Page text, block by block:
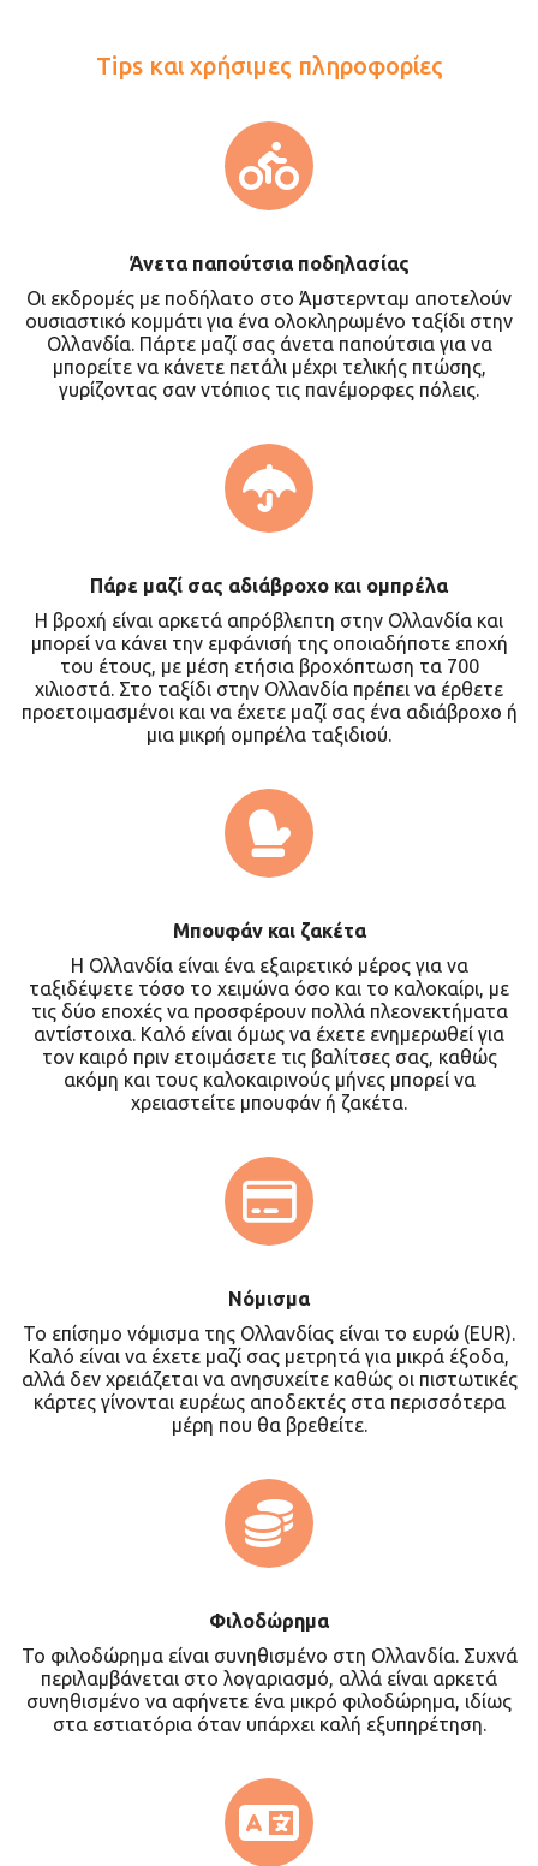
Tips και χρήσιμες πληροφορίες
Άνετα παπούτσια ποδηλασίας
Οι εκδρομές με ποδήλατο στο Άμστερνταμ αποτελούν
ουσιαστικό κομμάτι για ένα ολοκληρωμένο ταξίδι στην
Ολλανδία. Πάρτε μαζί σας άνετα παπούτσια για να
μπορείτε να κάνετε πετάλι μέχρι τελικής πτώσης,
γυρίζοντας σαν ντόπιος τις πανέμορφες πόλεις.
Πάρε μαζί σας αδιάβροχο και ομπρέλα
Η βροχή είναι αρκετά απρόβλεπτη στην Ολλανδία και
μπορεί να κάνει την εμφάνισή της οποιαδήποτε εποχή
του έτους, με μέση ετήσια βροχόπτωση τα 700
χιλιοστά. Στο ταξίδι στην Ολλανδία πρέπει να έρθετε
προετοιμασμένοι και να έχετε μαζί σας ένα αδιάβροχο ή
μια μικρή ομπρέλα ταξιδιού.
Μπουφάν και ζακέτα
Η Ολλανδία είναι ένα εξαιρετικό μέρος για να
ταξιδέψετε τόσο το χειμώνα όσο και το καλοκαίρι, με
τις δύο εποχές να προσφέρουν πολλά πλεονεκτήματα
αντίστοιχα. Καλό είναι όμως να έχετε ενημερωθεί για
τον καιρό πριν ετοιμάσετε τις βαλίτσες σας, καθώς
ακόμη και τους καλοκαιρινούς μήνες μπορεί να
χρειαστείτε μπουφάν ή ζακέτα.
Νόμισμα
Το επίσημο νόμισμα της Ολλανδίας είναι το ευρώ (EUR).
Καλό είναι να έχετε μαζί σας μετρητά για μικρά έξοδα,
αλλά δεν χρειάζεται να ανησυχείτε καθώς οι πιστωτικές
κάρτες γίνονται ευρέως αποδεκτές στα περισσότερα
μέρη που θα βρεθείτε.
Φιλοδώρημα
Το φιλοδώρημα είναι συνηθισμένο στη Ολλανδία. Συχνά
περιλαμβάνεται στο λογαριασμό, αλλά είναι αρκετά
συνηθισμένο να αφήνετε ένα μικρό φιλοδώρημα, ιδίως
στα εστιατόρια όταν υπάρχει καλή εξυπηρέτηση.